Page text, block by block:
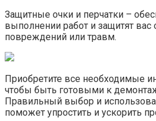
Защитные очки и перчатки –
выполнении работ и защитят
повреждений или травм.​
Приобретите все необходимые
чтобы быть готовыми к
Правильный выбор и
поможет упростить и ускорить